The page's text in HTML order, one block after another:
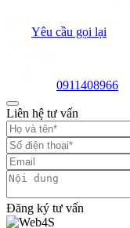
Yêu cầu gọi lại
0911408966
Liên hệ tư vấn
Đăng ký tư vấn